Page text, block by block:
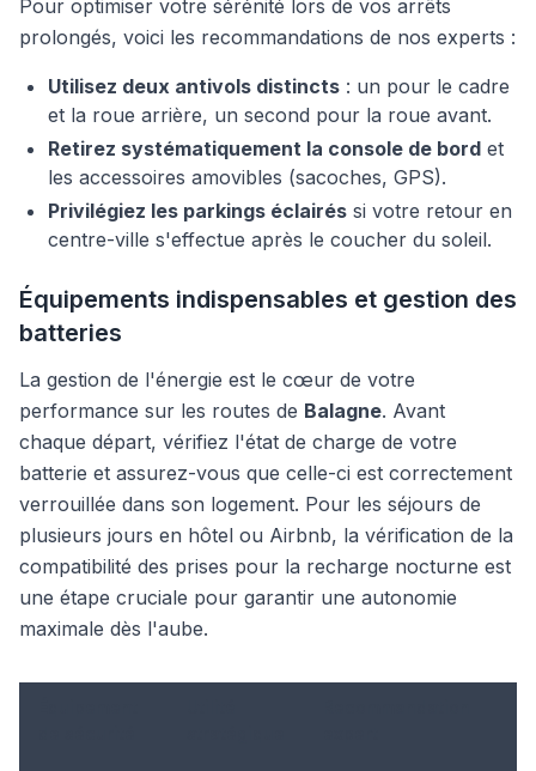
Pour optimiser votre sérénité lors de vos arrêts
prolongés, voici les recommandations de nos experts :
Utilisez deux antivols distincts : un pour le cadre
et la roue arrière, un second pour la roue avant.
Retirez systématiquement la console de bord et
les accessoires amovibles (sacoches, GPS).
Privilégiez les parkings éclairés si votre retour en
centre-ville s'effectue après le coucher du soleil.
Équipements indispensables et gestion des
batteries
La gestion de l'énergie est le cœur de votre
performance sur les routes de Balagne. Avant
chaque départ, vérifiez l'état de charge de votre
batterie et assurez-vous que celle-ci est correctement
verrouillée dans son logement. Pour les séjours de
plusieurs jours en hôtel ou Airbnb, la vérification de la
compatibilité des prises pour la recharge nocturne est
une étape cruciale pour garantir une autonomie
maximale dès l'aube.